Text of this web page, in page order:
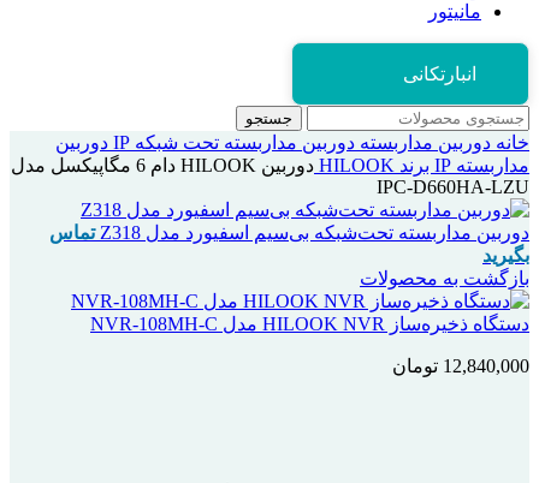
مانیتور
انبارتکانی
جستجو
خانه دوربین مداربسته دوربین مداربسته تحت شبکه IP
دوربین
مداربسته IP برند HILOOK
دوربین HILOOK دام 6 مگاپیکسل مدل
IPC-D660HA-LZU
دوربین مداربسته تحت‌شبکه بی‌سیم اسفیورد مدل Z318
تماس
بگیرید
بازگشت به محصولات
دستگاه ذخیره‌ساز HILOOK NVR مدل NVR-108MH-C
12,840,000 تومان